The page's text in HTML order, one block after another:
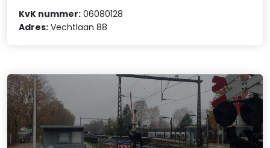
KvK nummer: 06080128
Adres: Vechtlaan 88